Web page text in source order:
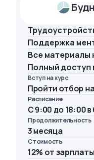
Поддержка
Все материалы
Полный доступ
Вступ на курс
Пройти отбор
Расписание
С 9:00 до 18:00
Продолжительность
3 месяца
Стоимость
12% от